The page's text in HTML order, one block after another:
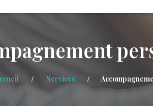
Services